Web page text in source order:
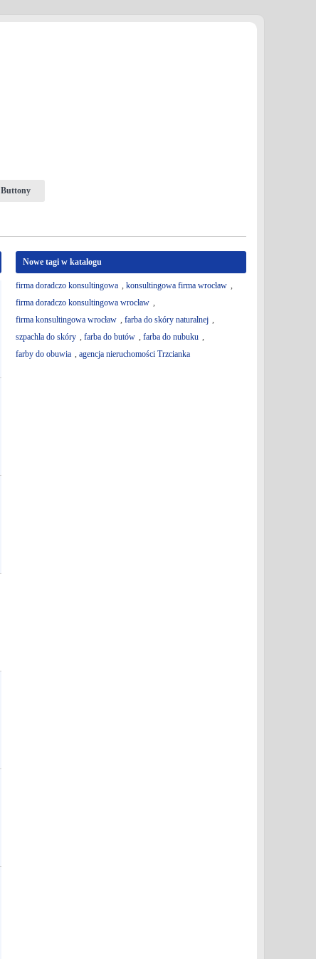
Buttony
Nowe tagi w katalogu
firma doradczo konsultingowa , konsultingowa firma wrocław ,
firma doradczo konsultingowa wrocław ,
firma konsultingowa wrocław , farba do skóry naturalnej ,
szpachla do skóry , farba do butów , farba do nubuku ,
farby do obuwia , agencja nieruchomości Trzcianka